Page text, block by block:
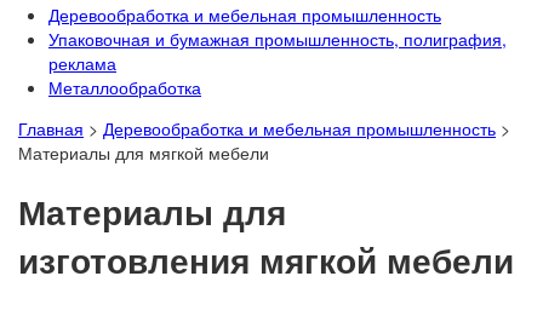
Деревообработка и мебельная промышленность
Упаковочная и бумажная промышленность, полиграфия,
реклама
Металлообработка
Главная > Деревообработка и мебельная промышленность >
Материалы для мягкой мебели
Материалы для
изготовления мягкой мебели